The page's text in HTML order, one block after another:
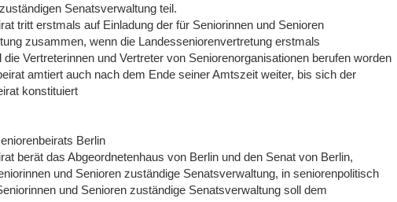
Senatsverwaltung teil.
tritt erstmals auf Einladung der für Seniorinnen und Senioren
zusammen, wenn die Landesseniorenvertretung erstmals
Vertreterinnen und Vertreter von Seniorenorganisationen berufen worden
amtiert auch nach dem Ende seiner Amtszeit weiter, bis sich der
konstituiert
Berlin
berät das Abgeordnetenhaus von Berlin und den Senat von Berlin,
und Senioren zuständige Senatsverwaltung, in seniorenpolitisch
und Senioren zuständige Senatsverwaltung soll dem